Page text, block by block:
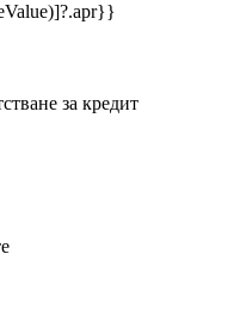
за кредит